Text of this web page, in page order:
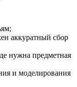
аккуратный сбор
нужна предметная
и моделирования